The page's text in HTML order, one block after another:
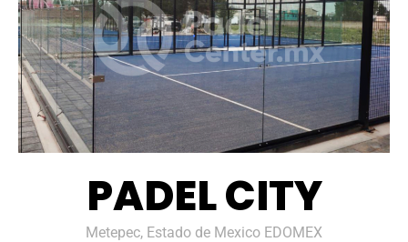
PADEL CITY
Metepec, Estado de Mexico EDOMEX